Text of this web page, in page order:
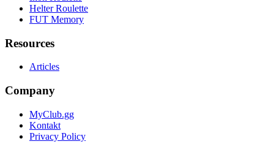
Helter Roulette
FUT Memory
Resources
Articles
Company
MyClub.gg
Kontakt
Privacy Policy